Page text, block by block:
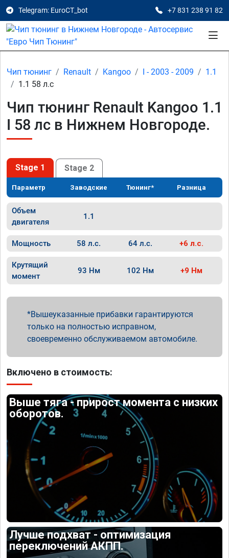
Telegram: EuroCT_bot +7 831 238 91 82
Чип тюнинг Renault Kangoo I - 2003 - 2009
1.1
1.1 58 л.с
Чип тюнинг Renault Kangoo 1.1
I 58 лс в Нижнем Новгороде.
Stage 1 Stage 2
Параметр Заводские Тюнинг* Разница
Объем
двигателя
1.1
Мощность 58 л.с. 64 л.с. +6 л.с.
Крутящий
момент
93 Нм 102 Нм +9 Нм
Вышеуказанные прибавки гарантируются
только на полностью исправном,
своевременно обслуживаемом автомобиле.
Включено в стоимость:
Выше тяга - прирост момента с низких
оборотов.
Лучше подхват - оптимизация
переключений АКПП.